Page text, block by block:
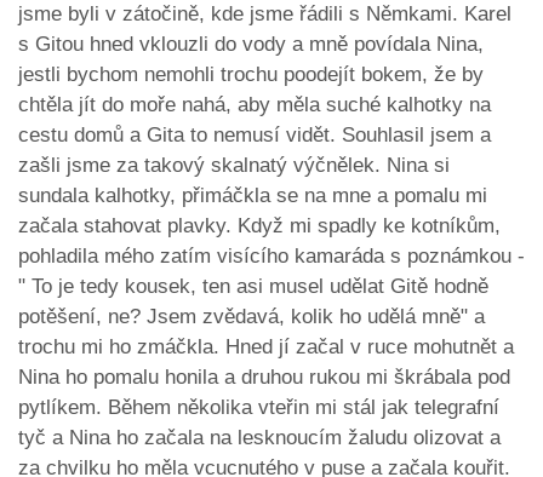
jsme byli v zátočině, kde jsme řádili s Němkami. Karel
s Gitou hned vklouzli do vody a mně povídala Nina,
jestli bychom nemohli trochu poodejít bokem, že by
chtěla jít do moře nahá, aby měla suché kalhotky na
cestu domů a Gita to nemusí vidět. Souhlasil jsem a
zašli jsme za takový skalnatý výčnělek. Nina si
sundala kalhotky, přimáčkla se na mne a pomalu mi
začala stahovat plavky. Když mi spadly ke kotníkům,
pohladila mého zatím visícího kamaráda s poznámkou -
" To je tedy kousek, ten asi musel udělat Gitě hodně
potěšení, ne? Jsem zvědavá, kolik ho udělá mně" a
trochu mi ho zmáčkla. Hned jí začal v ruce mohutnět a
Nina ho pomalu honila a druhou rukou mi škrábala pod
pytlíkem. Během několika vteřin mi stál jak telegrafní
tyč a Nina ho začala na lesknoucím žaludu olizovat a
za chvilku ho měla vcucnutého v puse a začala kouřit.